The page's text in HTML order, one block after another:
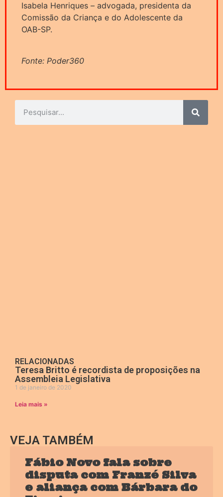
Isabela Henriques – advogada, presidenta da
Comissão da Criança e do Adolescente da
OAB-SP.
Fonte: Poder360
RELACIONADAS
Teresa Britto é recordista de proposições na
Assembleia Legislativa
1 de janeiro de 2020
Leia mais »
VEJA TAMBÉM
Fábio Novo fala sobre
disputa com Franzé Silva
e aliança com Bárbara do